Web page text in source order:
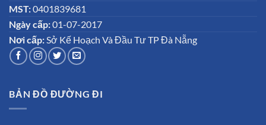
MST:0401839681
Ngày cấp:01-07-2017
Nơi cấp:Sở Kế Hoạch Và Đầu Tư TP Đà Nẵng
BẢN ĐỒ ĐƯỜNG ĐI